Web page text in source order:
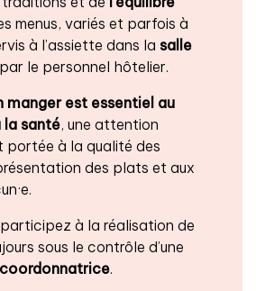
menus, variés et parfois à
à l’assiette dans la salle
par le personnel hôtelier.
manger est essentiel au
santé, une attention
portée à la qualité des
des plats et aux
à la réalisation de
sous le contrôle d’une
.